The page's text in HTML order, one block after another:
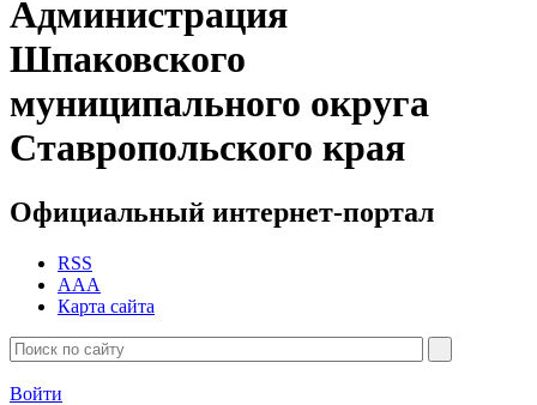
Администрация
Шпаковского
муниципального округа
Ставропольского края
Официальный интернет-портал
RSS
AAA
Карта сайта
Войти